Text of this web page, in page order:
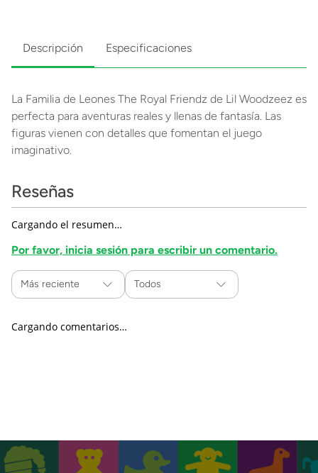
Descripción Especificaciones
La Familia de Leones The Royal Friendz de Lil Woodzeez es
perfecta para aventuras reales y llenas de fantasía. Las
figuras vienen con detalles que fomentan el juego
imaginativo.
Reseñas
Cargando el resumen…
Por favor, inicia sesión para escribir un comentario.
Más reciente Todos
Cargando comentarios…